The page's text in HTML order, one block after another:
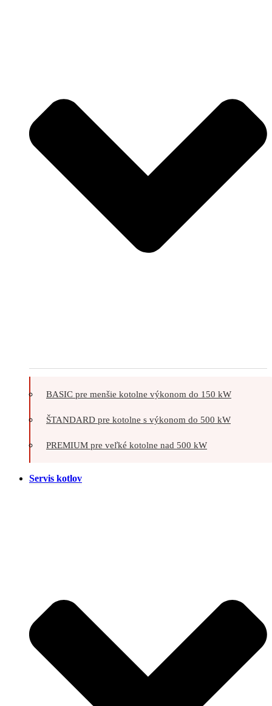
BASIC pre menšie kotolne výkonom do 150 kW
ŠTANDARD pre kotolne s výkonom do 500 kW
PREMIUM pre veľké kotolne nad 500 kW
Servis kotlov